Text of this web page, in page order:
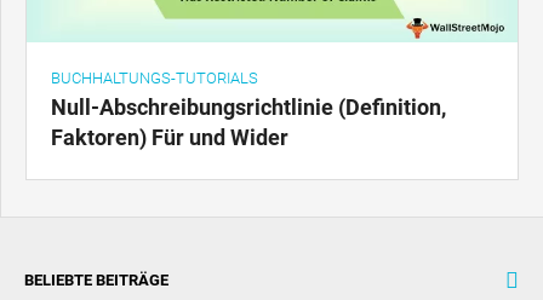
BUCHHALTUNGS-TUTORIALS
Null-Abschreibungsrichtlinie (Definition,
Faktoren) Für und Wider
BELIEBTE BEITRÄGE